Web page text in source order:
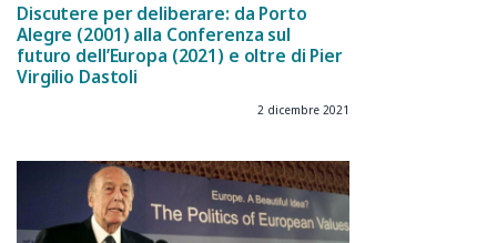
Discutere per deliberare: da Porto
Alegre (2001) alla Conferenza sul
futuro dell’Europa (2021) e oltre di Pier
Virgilio Dastoli
2 dicembre 2021